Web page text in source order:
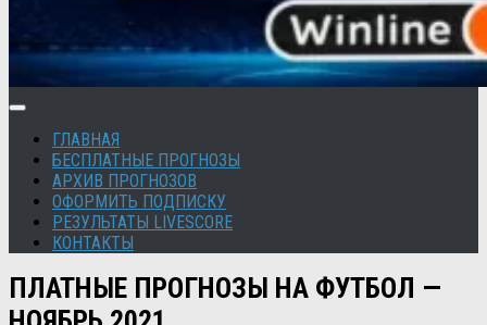
ГЛАВНАЯ
БЕСПЛАТНЫЕ ПРОГНОЗЫ
АРХИВ ПРОГНОЗОВ
ОФОРМИТЬ ПОДПИСКУ
РЕЗУЛЬТАТЫ LIVESCORE
КОНТАКТЫ
ПЛАТНЫЕ ПРОГНОЗЫ НА ФУТБОЛ —